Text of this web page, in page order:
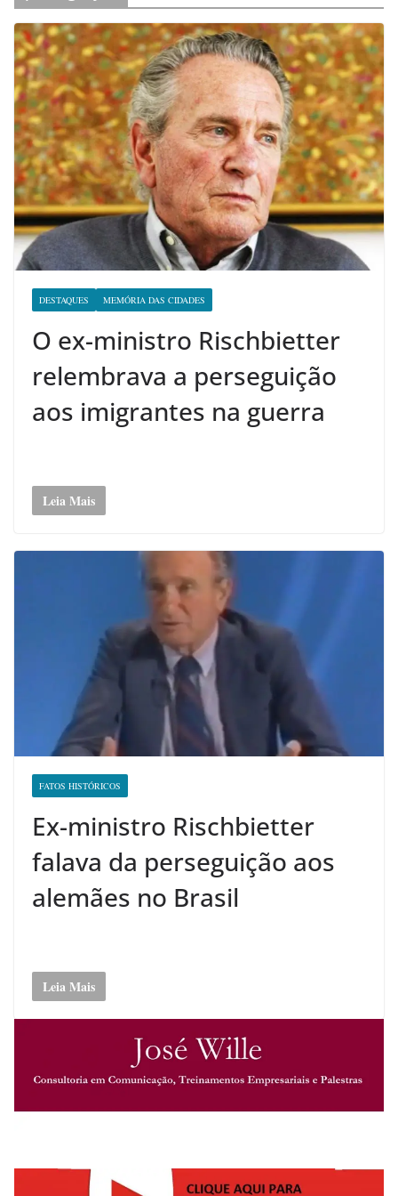
DESTAQUES MEMÓRIA DAS CIDADES
O ex-ministro Rischbietter
relembrava a perseguição
aos imigrantes na guerra
Leia Mais
FATOS HISTÓRICOS
Ex-ministro Rischbietter
falava da perseguição aos
alemães no Brasil
Leia Mais